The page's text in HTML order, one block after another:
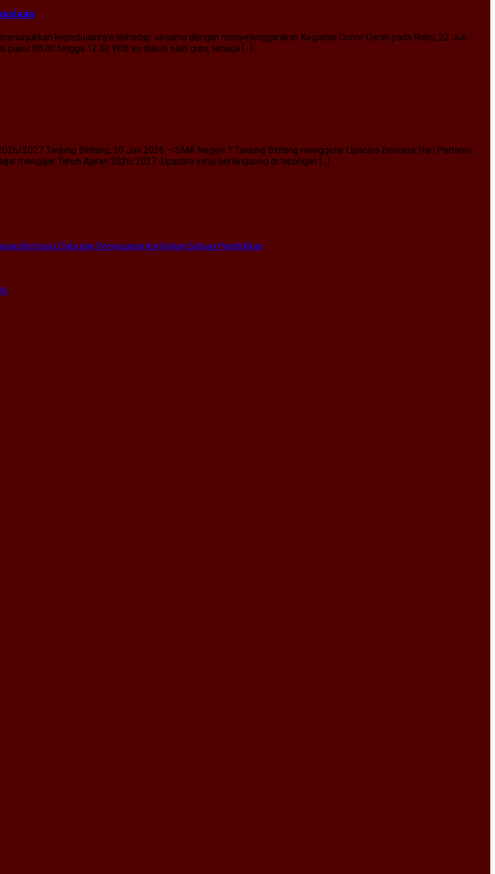
kepeduliannya terhadap sesama dengan menyelenggarakan Kegiatan Donor Darah pada Rabu, 22 Juli
08.00 hingga 12.30 WIB ini diikuti oleh guru, tenaga […]
2027 Tanjung Bintang, 20 Juli 2026 – SMA Negeri 1 Tanjung Bintang menggelar Upacara Bendera Hari Pertama
mengajar Tahun Ajaran 2026/2027. Upacara yang berlangsung di lapangan […]
Berbasis Data dan Penyusunan Kurikulum Satuan Pendidikan